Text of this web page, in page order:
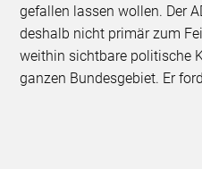
gefallen lassen wollen. Der
deshalb nicht primär zum
weithin sichtbare politische
ganzen Bundesgebiet. Er